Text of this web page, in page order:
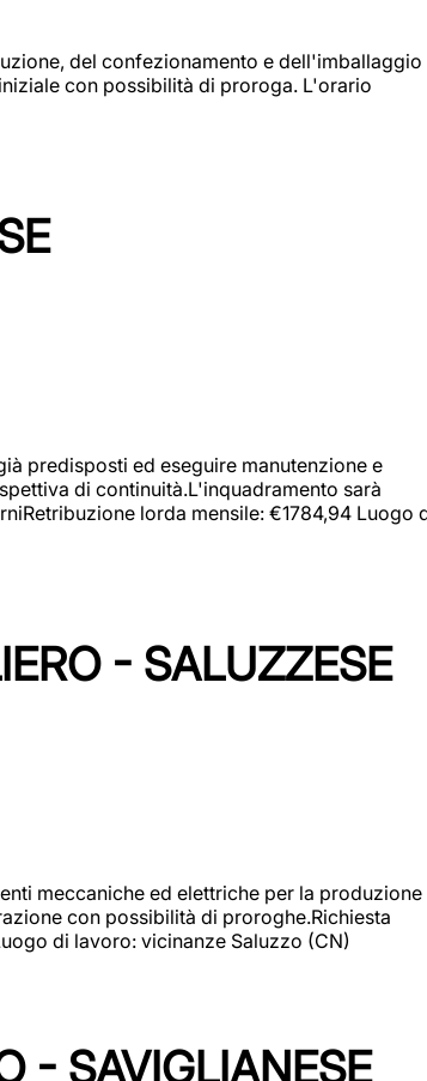
del confezionamento e dell'imballaggio
con possibilità di proroga. L'orario
predisposti ed eseguire manutenzione e
di continuità.L'inquadramento sarà
lorda mensile: €1784,94 Luogo
- SALUZZESE
meccaniche ed elettriche per la produzione
con possibilità di proroghe.Richiesta
di lavoro: vicinanze Saluzzo (CN)
- SAVIGLIANESE